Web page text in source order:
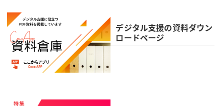
デジタル支援の資料ダウン
ロードページ